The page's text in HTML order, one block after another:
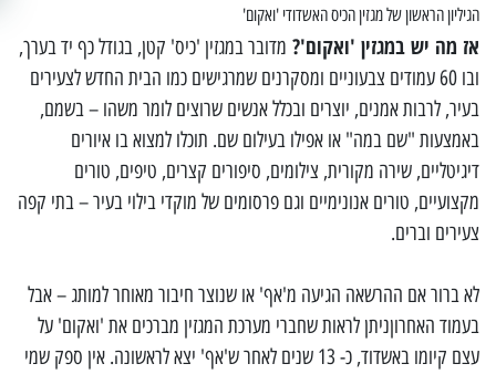
הגיליון הראשון של מגזין הכיס האשדודי 'ואקום'
אז מה יש במגזין 'ואקום'? מדובר במגזין 'כיס' קטן, בגודל כף יד בערך,
ובו 60 עמודים צבעוניים ומסקרנים שמרגישים כמו הבית החדש לצעירים
בעיר, לרבות אמנים, יוצרים ובכלל אנשים שרוצים לומר משהו – בשמם,
באמצעות "שם במה" או אפילו בעילום שם. תוכלו למצוא בו איורים
דיגיטליים, שירה מקורית, צילומים, סיפורים קצרים, טיפים, טורים
מקצועיים, טורים אנונימיים וגם פרסומים של מוקדי בילוי בעיר – בתי קפה
צעירים וברים.
לא ברור אם ההרשאה הגיעה מ'אף' או שנוצר חיבור מאוחר למותג – אבל
בעמוד האחרוןניתן לראות שחברי מערכת המגזין מברכים את 'ואקום' על
עצם קיומו באשדוד, כ- 13 שנים לאחר ש'אף' יצא לראשונה. אין ספק שמי